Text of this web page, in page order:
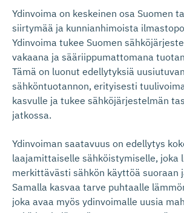
Ydinvoima on keskeinen osa Suomen
siirtymää ja kunnianhimoista
Ydinvoima tukee Suomen
vakaana ja sääriippumattomana
Tämä on luonut edellytyksiä uusiutuvan
sähköntuotannon, erityisesti
kasvulle ja tukee sähköjärjestelmän
jatkossa.
Ydinvoiman saatavuus on edellytys
laajamittaiselle sähköistymiselle, joka
merkittävästi sähkön käyttöä suoraan
Samalla kasvaa tarve puhtaalle
joka avaa myös ydinvoimalle uusia